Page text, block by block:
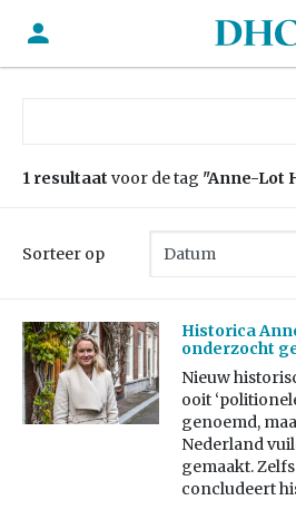
1 resultaat voor de tag "Anne-Lot
Sorteer op
Historica
onderzocht
Nieuw
ooit
genoemd,
Nederland
gemaakt.
concludeert